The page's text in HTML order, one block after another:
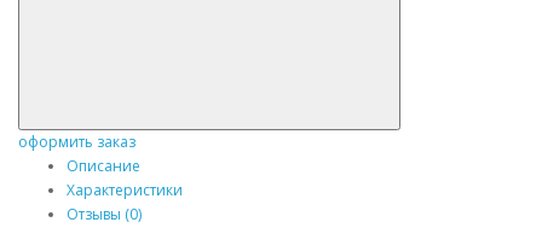
оформить заказ
Описание
Характеристики
Отзывы (0)